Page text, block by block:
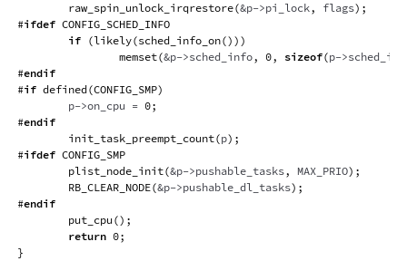
raw_spin_unlock_irqrestore(&p->pi_lock, flags) ;
#ifdef CONFIG_SCHED_INFO
if (likely(sched_info_on() ) )
memset(&p->sched_info, 0, sizeof(p->
#endif
#if defined(CONFIG_SMP)
        p
->on_cpu = 0;
#endif
init_task_preempt_count(p) ;
#ifdef CONFIG_SMP
plist_node_init(&p->pushable_tasks, MAX_PRIO) ;
RB_CLEAR_NODE(&p->pushable_dl_tasks) ;
#endif
put_cpu() ;
return 0;
}